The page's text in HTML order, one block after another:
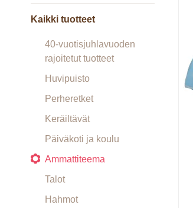
Kaikki tuotteet
40-vuotisjuhlavuoden
rajoitetut tuotteet
Huvipuisto
Perheretket
Keräiltävät
Päiväkoti ja koulu
Ammattiteema
Talot
Hahmot